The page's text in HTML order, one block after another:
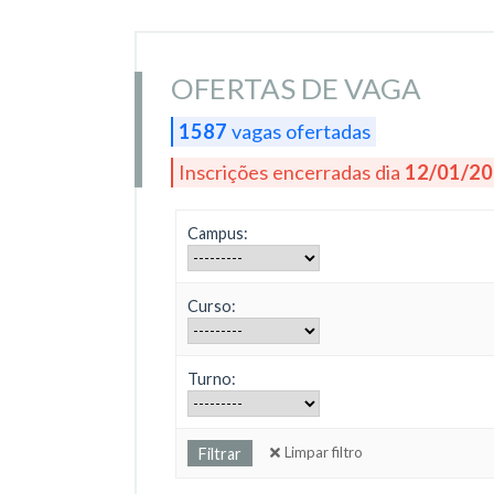
OFERTAS DE VAGA
1587 vagas ofertadas
Inscrições encerradas dia 12/01/
Campus:
Curso:
Turno:
Limpar filtro